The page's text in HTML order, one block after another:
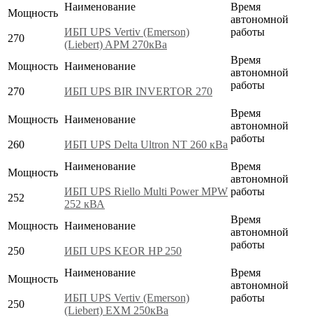
Мощность
270
Наименование
ИБП UPS Vertiv (Emerson)
(Liebert) APM 270кВа
Время
автономной
работы
Мощность
270
Наименование
ИБП UPS BIR INVERTOR 270
Время
автономной
работы
Мощность
260
Наименование
ИБП UPS Delta Ultron NT 260 кВа
Время
автономной
работы
Мощность
252
Наименование
ИБП UPS Riello Multi Power MPW
252 кВА
Время
автономной
работы
Мощность
250
Наименование
ИБП UPS KEOR HP 250
Время
автономной
работы
Мощность
250
Наименование
ИБП UPS Vertiv (Emerson)
(Liebert) EXM 250кВа
Время
автономной
работы